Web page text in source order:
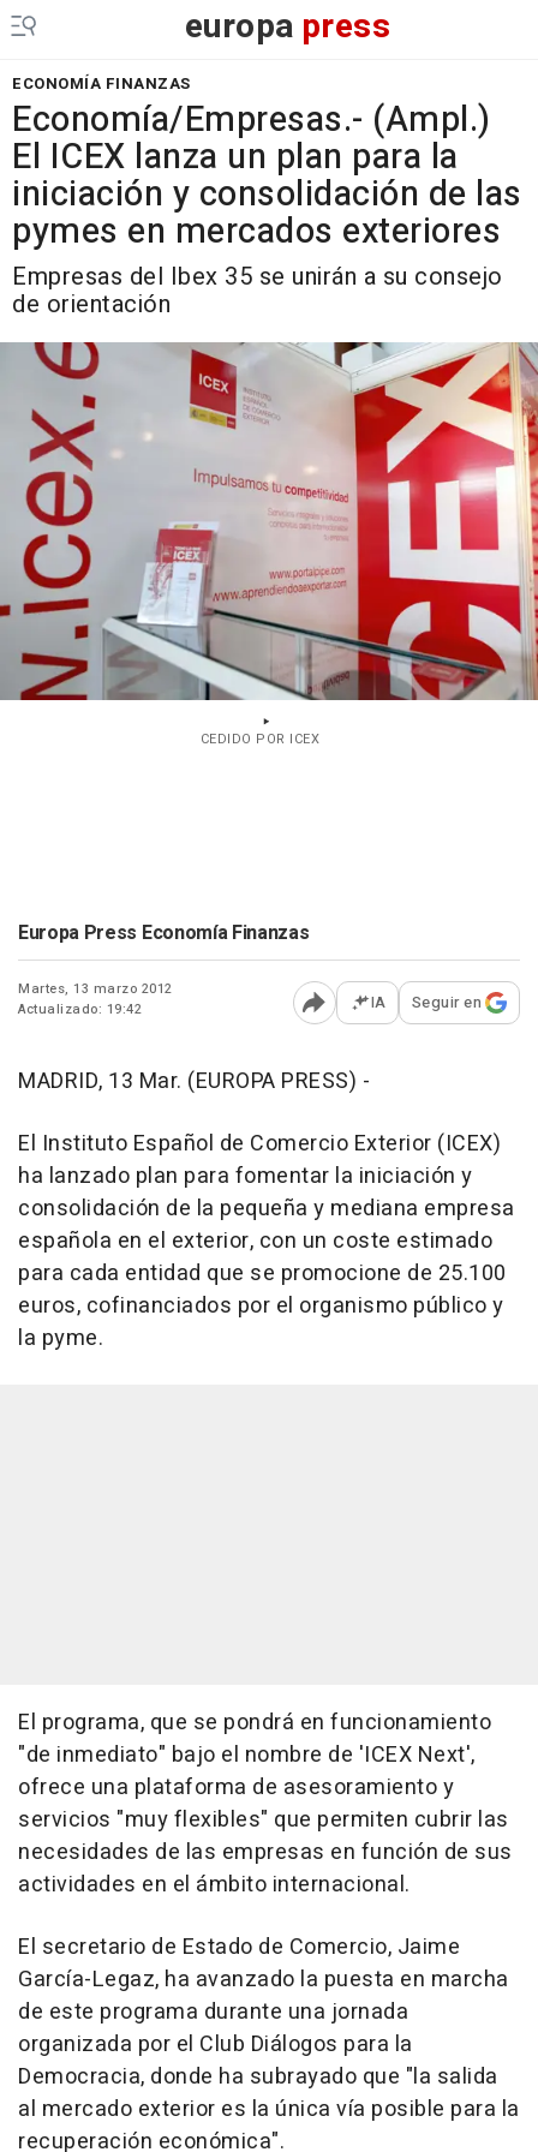
europa press
ECONOMÍA FINANZAS
Economía/Empresas.- (Ampl.)
El ICEX lanza un plan para la
iniciación y consolidación de las
pymes en mercados exteriores
Empresas del Ibex 35 se unirán a su consejo
de orientación
CEDIDO POR ICEX
Europa Press Economía Finanzas
Martes, 13 marzo 2012
Actualizado: 19:42
Abrir opciones para
IA Seguir en
MADRID, 13 Mar. (EUROPA PRESS) -
El Instituto Español de Comercio Exterior (ICEX)
ha lanzado plan para fomentar la iniciación y
consolidación de la pequeña y mediana empresa
española en el exterior, con un coste estimado
para cada entidad que se promocione de 25.100
euros, cofinanciados por el organismo público y
la pyme.
El programa, que se pondrá en funcionamiento
"de inmediato" bajo el nombre de 'ICEX Next',
ofrece una plataforma de asesoramiento y
servicios "muy flexibles" que permiten cubrir las
necesidades de las empresas en función de sus
actividades en el ámbito internacional.
El secretario de Estado de Comercio, Jaime
García-Legaz, ha avanzado la puesta en marcha
de este programa durante una jornada
organizada por el Club Diálogos para la
Democracia, donde ha subrayado que "la salida
al mercado exterior es la única vía posible para la
recuperación económica".